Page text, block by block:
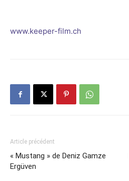
www.keeper-film.ch
Article précédent
« Mustang » de Deniz Gamze
Ergüven